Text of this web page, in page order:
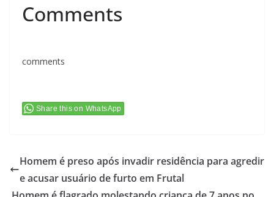
Comments
comments
Share this on WhatsApp
Homem é preso após invadir residência para agredir
e acusar usuário de furto em Frutal